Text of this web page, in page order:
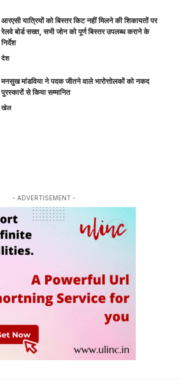
आरएसी यात्रियों को बिस्तर किट नहीं मिलने की शिकायतों पर
रेलवे बोर्ड सख्त, सभी जोन को पूर्ण बिस्तर उपलब्ध कराने के
निर्देश
देश
मनसुख मांडविया ने पदक जीतने वाले भारोत्तोलकों को नकद
पुरस्कारों से किया सम्मानित
खेल
- ADVERTISEMENT -